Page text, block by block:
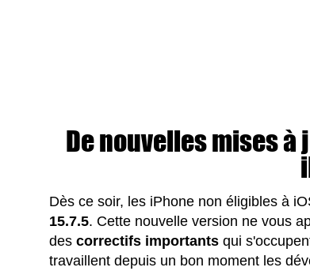
De nouvelles mises
Dès ce soir, les iPhone non éligibles à
15.7.5. Cette nouvelle version ne vous
descorrectifs importantsqui
travaillent depuis un bon moment les